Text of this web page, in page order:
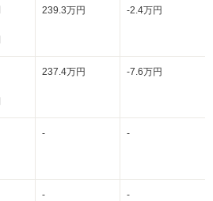
239.3万円 -2.4万円
237.4万円 -7.6万円
- -
- -